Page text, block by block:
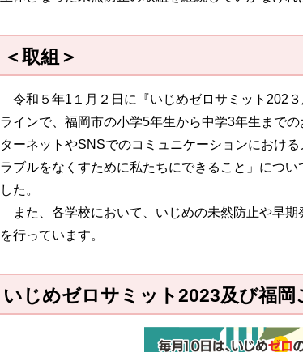
＜取組＞
令和５年1１月２日に『いじめゼロサミット202
ラインで、福岡市の小学5年生から中学3年生まで
ターネットやSNSでのコミュニケーションにおけ
ラブルをなくすために私たちにできること」につ
した。
また、各学校において、いじめの未然防止や早期
を行っています。
いじめゼロサミット2023及び福岡